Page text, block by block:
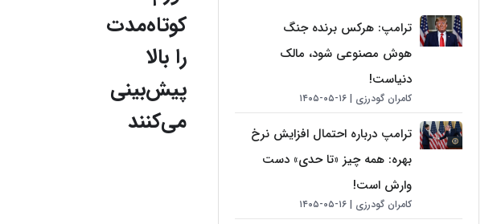
ترامپ: هرکس برنده جنگ
هوش مصنوعی شود، مالک
دنیاست!
کامران گودرزی ۱۶-۰۵-۱۴۰۵
ترامپ درباره احتمال افزایش نرخ
بهره: همه چیز «تا حدی» دست
وارش است!
کامران گودرزی ۱۶-۰۵-۱۴۰۵
کوتاه‌مدت
را بالا
پیش‌بینی
می‌کنند